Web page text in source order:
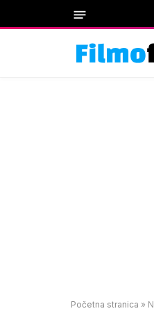
Početna stranica »